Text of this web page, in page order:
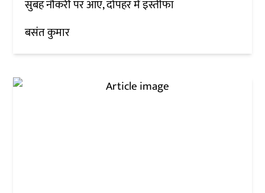
सुबह नौकरी पर आए, दोपहर में इस्तीफा
बसंत कुमार